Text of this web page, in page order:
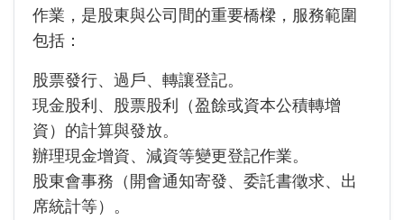
作業，是股東與公司間的重要橋樑，服務範圍
包括：
股票發行、過戶、轉讓登記。
現金股利、股票股利（盈餘或資本公積轉增
資）的計算與發放。
辦理現金增資、減資等變更登記作業。
股東會事務（開會通知寄發、委託書徵求、出
席統計等）。